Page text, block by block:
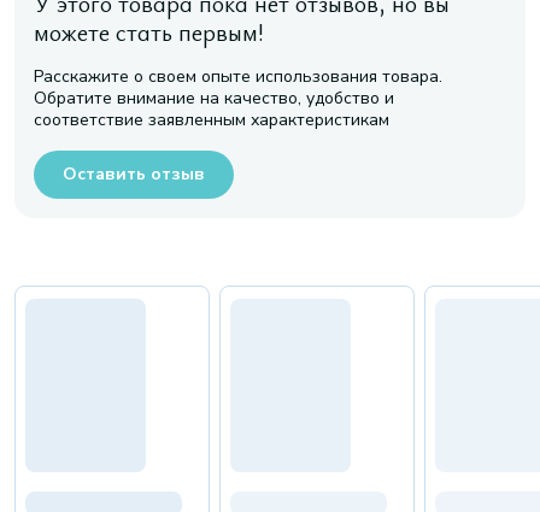
можете стать первым!
Расскажите о своем опыте использования товара.
Обратите внимание на качество, удобство и
соответствие заявленным характеристикам
Оставить отзыв